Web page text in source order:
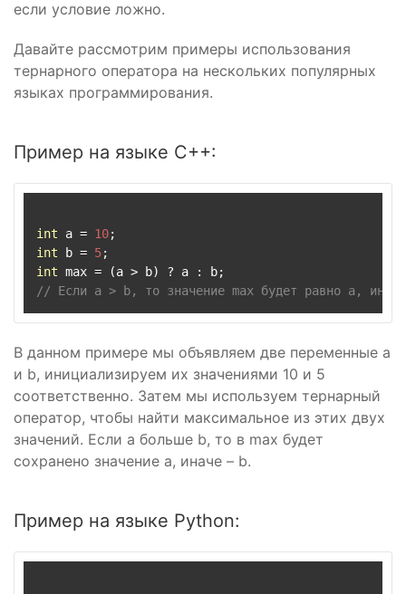
если условие ложно.
Давайте рассмотрим примеры использования
тернарного оператора на нескольких популярных
языках программирования.
Пример на языке C++:
int a = 10
int b = 5
int
// Если a > b, то значение max будет равно a,
В данном примере мы объявляем две переменные a
и b, инициализируем их значениями 10 и 5
соответственно. Затем мы используем тернарный
оператор, чтобы найти максимальное из этих двух
значений. Если a больше b, то в max будет
сохранено значение a, иначе – b.
Пример на языке Python: